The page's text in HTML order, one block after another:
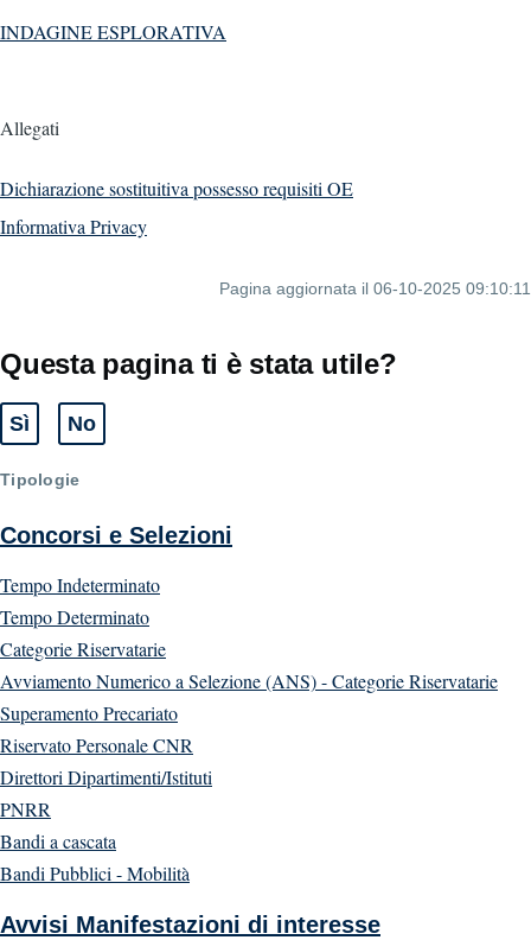
INDAGINE ESPLORATIVA
Allegati
Dichiarazione sostituitiva possesso requisiti OE
Informativa Privacy
Pagina aggiornata il 06-10-2025 09:10:11
Questa pagina ti è stata utile?
Sì
Tipologie
Concorsi e Selezioni
Tempo Indeterminato
Tempo Determinato
Categorie Riservatarie
Avviamento Numerico a Selezione (ANS) - Categorie Riservatarie
Superamento Precariato
Riservato Personale CNR
Direttori Dipartimenti/Istituti
PNRR
Bandi a cascata
Bandi Pubblici - Mobilità
Avvisi Manifestazioni di interesse